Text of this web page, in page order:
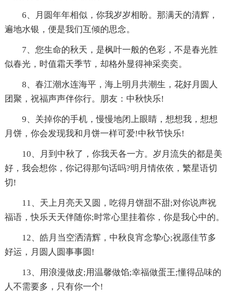
6、月圆年年相似，你我岁岁相盼。那满天的清辉，
遍地水银，便是我们互倾的思念。
7、您生命的秋天，是枫叶一般的色彩，不是春光胜
似春光，时值霜天季节，却格外显得神采奕奕。
8、春江潮水连海平，海上明月共潮生，花好月圆人
团聚，祝福声声伴你行。朋友：中秋快乐!
9、关掉你的手机，慢慢地闭上眼睛，想想我，想想
月饼，你会发现我和月饼一样可爱!中秋节快乐!
10、月到中秋了，你我天各一方。岁月流失的都是美
好，我会想你，你记得那句话吗?明月情依依，繁星语切
切!
11、天上月亮天又圆，吃得月饼甜不甜;对你说声祝
福语，快乐天天伴随你;时常心里挂着你，你是我心中的。
12、皓月当空洒清辉，中秋良宵念挚心;祝愿佳节多
好运，月圆人圆事事圆!
13、用浪漫做皮;用温馨做馅;幸福做蛋王;懂得品味的
人不需要多，只有你一个!